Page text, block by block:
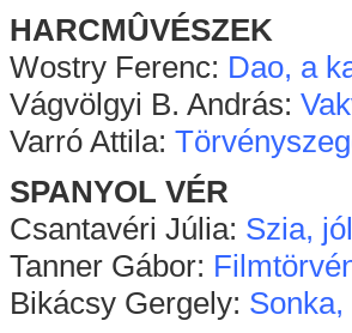
HARCMÛVÉSZEK
Wostry Ferenc: Dao, a
Vágvölgyi B. András:
Varró Attila:
SPANYOL VÉR
Csantavéri Júlia: Szia,
Tanner Gábor:
Bikácsy Gergely: